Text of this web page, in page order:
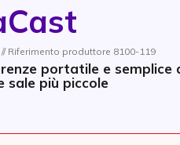
Riferimento produttore 8100-119
portatile e semplice
sale più piccole